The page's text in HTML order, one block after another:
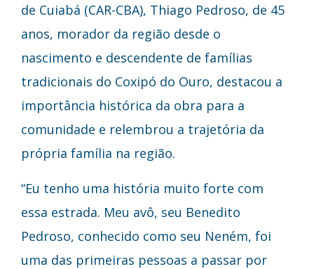
de Cuiabá (CAR-CBA), Thiago Pedroso, de 45
anos, morador da região desde o
nascimento e descendente de famílias
tradicionais do Coxipó do Ouro, destacou a
importância histórica da obra para a
comunidade e relembrou a trajetória da
própria família na região.
“Eu tenho uma história muito forte com
essa estrada. Meu avô, seu Benedito
Pedroso, conhecido como seu Neném, foi
uma das primeiras pessoas a passar por